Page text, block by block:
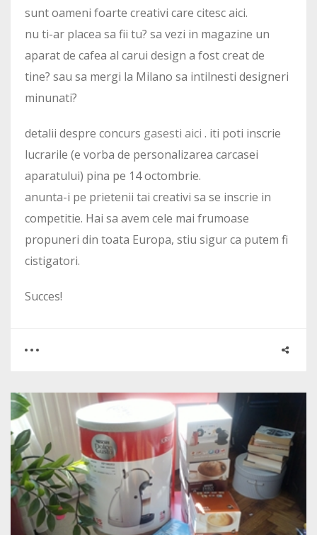
sunt oameni foarte creativi care citesc aici.
nu ti-ar placea sa fii tu? sa vezi in magazine un
aparat de cafea al carui design a fost creat de
tine? sau sa mergi la Milano sa intilnesti designeri
minunati?
detalii despre concurs gasesti aici . iti poti inscrie
lucrarile (e vorba de personalizarea carcasei
aparatului) pina pe 14 octombrie.
anunta-i pe prietenii tai creativi sa se inscrie in
competitie. Hai sa avem cele mai frumoase
propuneri din toata Europa, stiu sigur ca putem fi
cistigatori.
Succes!
1
2178